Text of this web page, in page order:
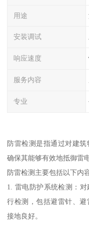
用途
安装调试
响应速度
服务内容
专业
防雷检测是指通过对建
确保其能够有效地抵御雷
防雷检测主要包括以下内
1. 雷电防护系统检测：
行检测，包括避雷针、
接地良好。